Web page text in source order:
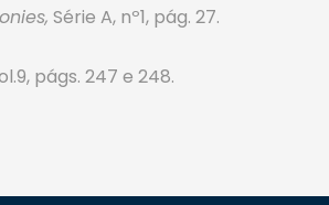
Série A, nº1, pág. 27.
págs. 247 e 248.